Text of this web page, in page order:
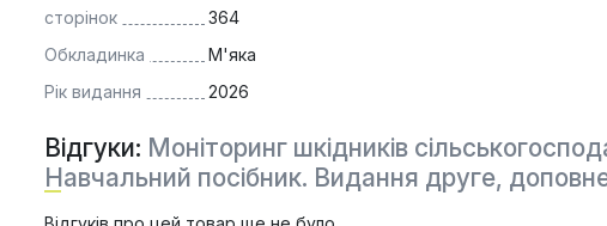
сторінок
364
Обкладинка
М'яка
Рік видання
2026
Відгуки: Моніторинг шкідників
Навчальний посібник. Видання друге,